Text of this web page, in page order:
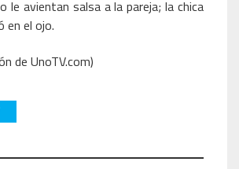
le avientan salsa a la pareja; la chica
en el ojo.
de UnoTV.com)